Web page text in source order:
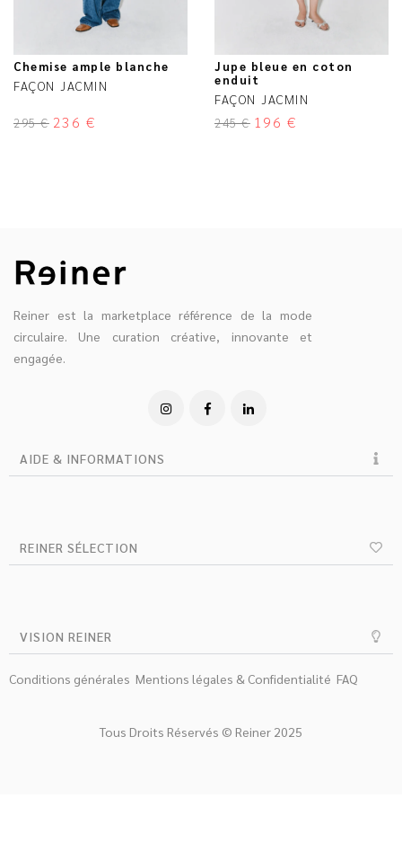
Chemise ample blanche
FAÇON JACMIN
295€ 236 €
Jupe bleue en coton
enduit
FAÇON JACMIN
245€ 196 €
Reiner est la marketplace référence de la mode
circulaire. Une curation créative, innovante et
engagée.
AIDE & INFORMATIONS
REINER SÉLECTION
VISION REINER
Conditions générales Mentions légales & Confidentialité FAQ
Tous Droits Réservés © Reiner 2025